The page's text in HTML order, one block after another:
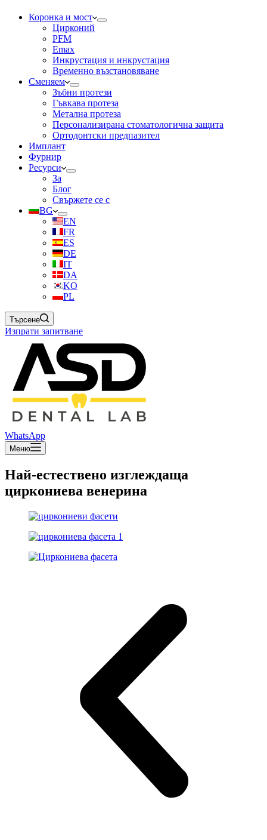
Коронка и мост
Цирконий
PFM
Emax
Инкрустация и инкрустация
Временно възстановяване
Сменяем
Зъбни протези
Гъвкава протеза
Метална протеза
Персонализирана стоматологична защита
Ортодонтски предпазител
Имплант
Фурнир
Ресурси
За
Блог
Свържете се с
BG
EN
FR
ES
DE
IT
DA
KO
PL
Търсене
Изпрати запитване
WhatsApp
Меню
Най-естествено изглеждаща
циркониева венерина